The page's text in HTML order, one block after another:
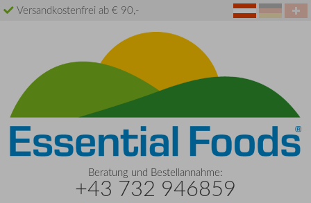
Versandkostenfrei ab € 90,-
Beratung und Bestellannahme:
+43 732 946859